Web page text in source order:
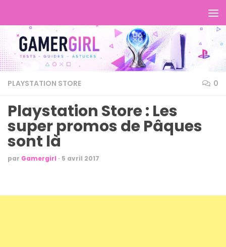
PLAYSTATION STORE 0
Playstation Store : Les
super promos de Pâques
sont là
par Gamergirl · 5 avril 2017